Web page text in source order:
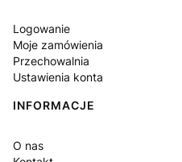
Logowanie
Moje zamówienia
Przechowalnia
Ustawienia konta
INFORMACJE
O nas